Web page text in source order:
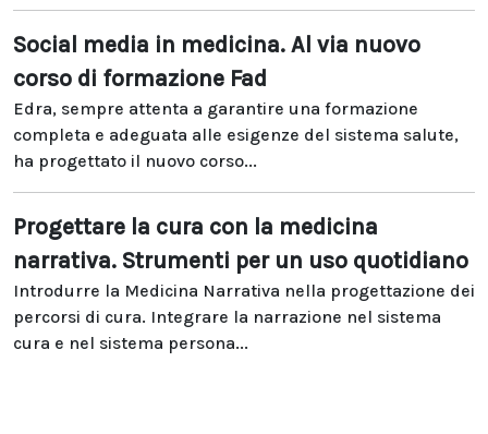
Social media in medicina. Al via nuovo
corso di formazione Fad
Edra, sempre attenta a garantire una formazione
completa e adeguata alle esigenze del sistema salute,
ha progettato il nuovo corso...
Progettare la cura con la medicina
narrativa. Strumenti per un uso quotidiano
Introdurre la Medicina Narrativa nella progettazione dei
percorsi di cura. Integrare la narrazione nel sistema
cura e nel sistema persona...